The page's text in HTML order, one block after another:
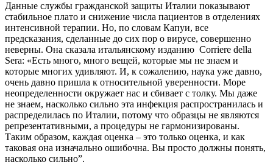
Данные службы гражданской защиты Италии показывают
стабильное плато и снижение числа пациентов в отделениях
интенсивной терапии. Но, по словам Капуи, все
предсказания, сделанные до сих пор о вирусе, совершенно
неверны. Она сказала итальянскому изданию Corriere della
Sera: «Есть много, много вещей, которые мы не знаем и
которые многих удивляют. И, к сожалению, наука уже давно,
очень давно пришла к относительной уверенности. Море
неопределенности окружает нас и сбивает с толку. Мы даже
не знаем, насколько сильно эта инфекция распространилась и
распределилась по Италии, потому что образцы не являются
репрезентативными, а процедуры не гармонизированы.
Таким образом, каждая оценка – это только оценка, и как
таковая она изначально ошибочна. Вы просто должны понять,
насколько сильно”.